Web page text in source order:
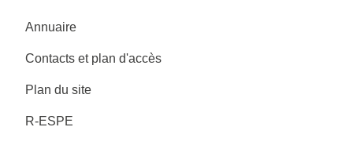
Annuaire
Contacts et plan d'accès
Plan du site
R-ESPE